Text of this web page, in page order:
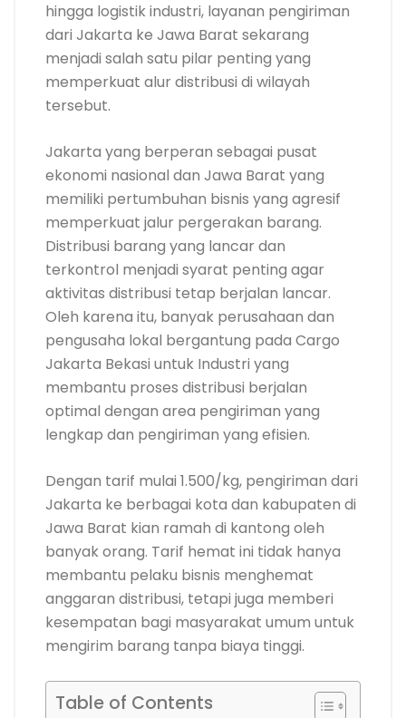
hingga logistik industri, layanan pengiriman
dari Jakarta ke Jawa Barat sekarang
menjadi salah satu pilar penting yang
memperkuat alur distribusi di wilayah
tersebut.
Jakarta yang berperan sebagai pusat
ekonomi nasional dan Jawa Barat yang
memiliki pertumbuhan bisnis yang agresif
memperkuat jalur pergerakan barang.
Distribusi barang yang lancar dan
terkontrol menjadi syarat penting agar
aktivitas distribusi tetap berjalan lancar.
Oleh karena itu, banyak perusahaan dan
pengusaha lokal bergantung pada Cargo
Jakarta Bekasi untuk Industri yang
membantu proses distribusi berjalan
optimal dengan area pengiriman yang
lengkap dan pengiriman yang efisien.
Dengan tarif mulai 1.500/kg, pengiriman dari
Jakarta ke berbagai kota dan kabupaten di
Jawa Barat kian ramah di kantong oleh
banyak orang. Tarif hemat ini tidak hanya
membantu pelaku bisnis menghemat
anggaran distribusi, tetapi juga memberi
kesempatan bagi masyarakat umum untuk
mengirim barang tanpa biaya tinggi.
Table of Contents